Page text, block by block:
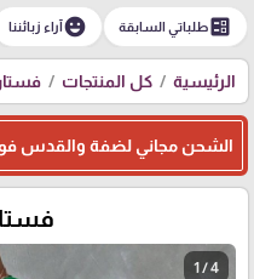
ballotطلباتي السابقة emoji_emotionsآراء زبائننا
الرئيسية كل المنتجات
الشحن مجاني لضفة والقدس فوق 300، و الداخل فوق
1 / 4